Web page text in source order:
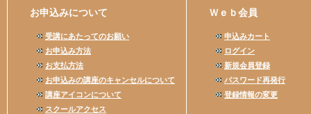
お申込みについて
受講にあたってのお願い
お申込み方法
お支払方法
お申込みの講座のキャンセルについて
講座アイコンについて
スクールアクセス
Ｗｅｂ会員
申込みカート
ログイン
新規会員登録
パスワード再発行
登録情報の変更